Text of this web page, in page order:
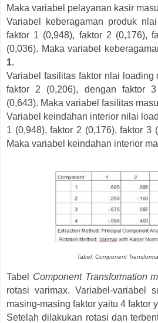
Maka variabel pelayanan kasir
Variabel keberagaman produk
faktor 1 (0,948), faktor 2 (0,176),
(0,036). Maka variabel
1.
Variabel fasilitas faktor nlai loading
faktor 2 (0,206), dengan faktor
(0,643). Maka variabel fasilitas
Variabel keindahan interior nilai
1 (0,948), faktor 2 (0,176), faktor 3
Maka variabel keindahan interior
Tabel. Component
Tabel Component Transformation
rotasi varimax. Variabel-variabel
masing-masing faktor yaitu 4 faktor
Setelah dilakukan rotasi dan